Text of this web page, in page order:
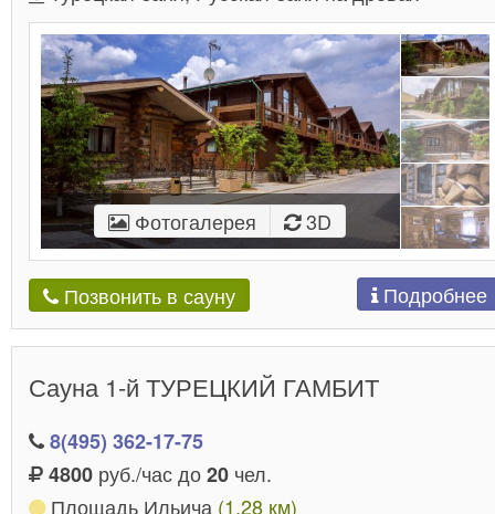
Фотогалерея 3D
Позвонить в сауну Подробнее
Сауна 1-й ТУРЕЦКИЙ ГАМБИТ
8(495) 362-17-75
4800 руб./час до20 чел.
Площадь Ильича (1.28 км)